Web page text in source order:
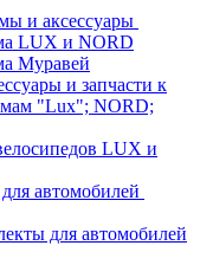
и аксессуары
LUX и NORD
Муравей
и запчасти к
"Lux"; NORD;
LUX и
автомобилей
для автомобилей